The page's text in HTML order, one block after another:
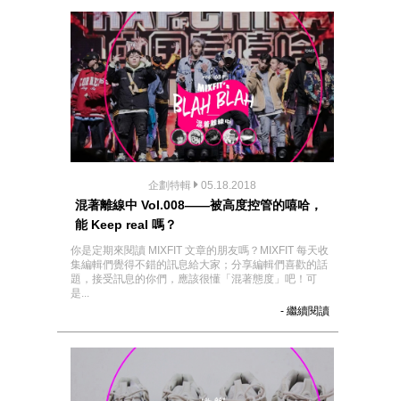
企劃特輯 05.18.2018
混著離線中 Vol.008——被高度控管的嘻哈，
能 Keep real 嗎？
你是定期來閱讀 MIXFIT 文章的朋友嗎？MIXFIT 每天收
集編輯們覺得不錯的訊息給大家；分享編輯們喜歡的話
題，接受訊息的你們，應該很懂「混著態度」吧！可
是...
- 繼續閱讀